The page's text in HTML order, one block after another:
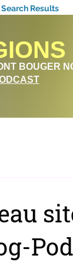
Search Results
BOUGER